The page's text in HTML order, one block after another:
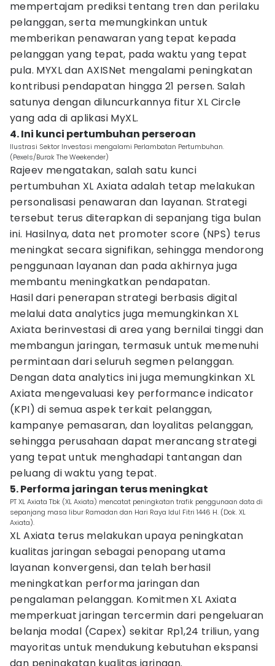
mempertajam prediksi tentang tren dan perilaku
pelanggan, serta memungkinkan untuk
memberikan penawaran yang tepat kepada
pelanggan yang tepat, pada waktu yang tepat
pula. MYXL dan AXISNet mengalami peningkatan
kontribusi pendapatan hingga 21 persen. Salah
satunya dengan diluncurkannya fitur XL Circle
yang ada di aplikasi MyXL.
4. Ini kunci pertumbuhan perseroan
Ilustrasi Sektor Investasi mengalami Perlambatan Pertumbuhan.
(Pexels/Burak The Weekender)
Rajeev mengatakan, salah satu kunci
pertumbuhan XL Axiata adalah tetap melakukan
personalisasi penawaran dan layanan. Strategi
tersebut terus diterapkan di sepanjang tiga bulan
ini. Hasilnya, data net promoter score (NPS) terus
meningkat secara signifikan, sehingga mendorong
penggunaan layanan dan pada akhirnya juga
membantu meningkatkan pendapatan.
Hasil dari penerapan strategi berbasis digital
melalui data analytics juga memungkinkan XL
Axiata berinvestasi di area yang bernilai tinggi dan
membangun jaringan, termasuk untuk memenuhi
permintaan dari seluruh segmen pelanggan.
Dengan data analytics ini juga memungkinkan XL
Axiata mengevaluasi key performance indicator
(KPI) di semua aspek terkait pelanggan,
kampanye pemasaran, dan loyalitas pelanggan,
sehingga perusahaan dapat merancang strategi
yang tepat untuk menghadapi tantangan dan
peluang di waktu yang tepat.
5. Performa jaringan terus meningkat
PT XL Axiata Tbk (XL Axiata) mencatat peningkatan trafik penggunaan data di
sepanjang masa libur Ramadan dan Hari Raya Idul Fitri 1446 H. (Dok. XL
Axiata).
XL Axiata terus melakukan upaya peningkatan
kualitas jaringan sebagai penopang utama
layanan konvergensi, dan telah berhasil
meningkatkan performa jaringan dan
pengalaman pelanggan. Komitmen XL Axiata
memperkuat jaringan tercermin dari pengeluaran
belanja modal (Capex) sekitar Rp1,24 triliun, yang
mayoritas untuk mendukung kebutuhan ekspansi